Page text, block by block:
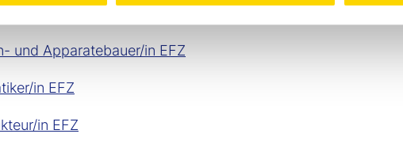
und Apparatebauer/in EFZ
in EFZ
in EFZ